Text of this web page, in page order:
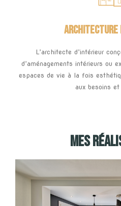
L’architecte d’intérieur
d’aménagements intérieurs ou
espaces de vie à la fois
aux besoins et
MES